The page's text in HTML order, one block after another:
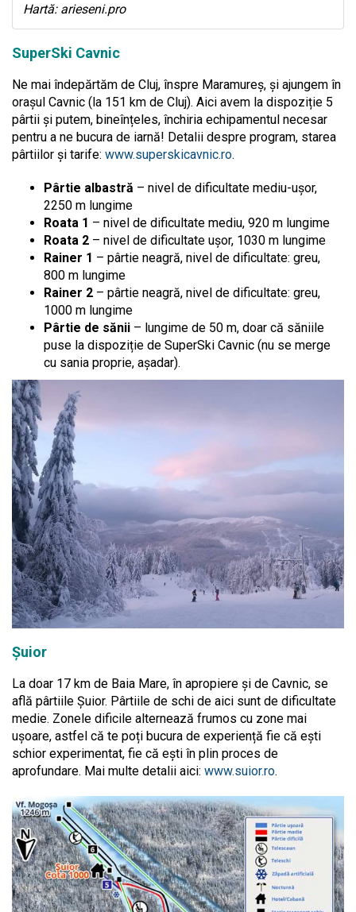
Hartă: arieseni.pro
SuperSki Cavnic
Ne mai îndepărtăm de Cluj, înspre Maramureș, și ajungem în
orașul Cavnic (la 151 km de Cluj). Aici avem la dispoziție 5
pârtii și putem, bineînțeles, închiria echipamentul necesar
pentru a ne bucura de iarnă! Detalii despre program, starea
pârtiilor și tarife: www.superskicavnic.ro.
Pârtie albastră – nivel de dificultate mediu-ușor,
2250 m lungime
Roata 1 – nivel de dificultate mediu, 920 m lungime
Roata 2 – nivel de dificultate ușor, 1030 m lungime
Rainer 1 – pârtie neagră, nivel de dificultate: greu,
800 m lungime
Rainer 2 – pârtie neagră, nivel de dificultate: greu,
1000 m lungime
Pârtie de sănii – lungime de 50 m, doar că săniile
puse la dispoziție de SuperSki Cavnic (nu se merge
cu sania proprie, așadar).
Șuior
La doar 17 km de Baia Mare, în apropiere și de Cavnic, se
află pârtiile Șuior. Pârtiile de schi de aici sunt de dificultate
medie. Zonele dificile alternează frumos cu zone mai
ușoare, astfel că te poți bucura de experiență fie că ești
schior experimentat, fie că ești în plin proces de
aprofundare. Mai multe detalii aici: www.suior.ro.